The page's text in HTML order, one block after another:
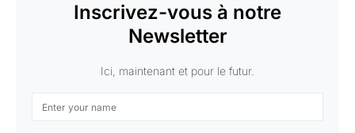
Inscrivez-vous à notre
Newsletter
Ici, maintenant et pour le futur.